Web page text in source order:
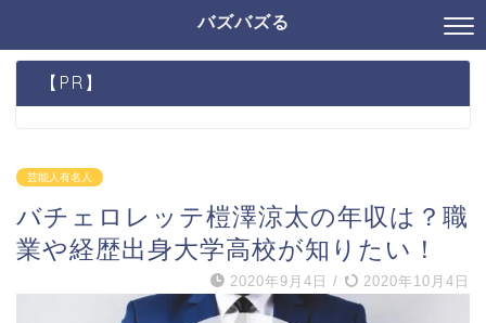
バズバズる
【PR】
芸能人有名人
バチェロレッテ榿澤涼太の年収は？職
業や経歴出身大学高校が知りたい！
2020年9月4日 / 2020年10月4日